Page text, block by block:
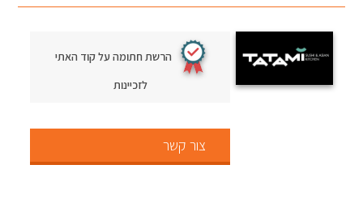
הרשת חתומה על קוד האתי
לזכיינות
צור קשר